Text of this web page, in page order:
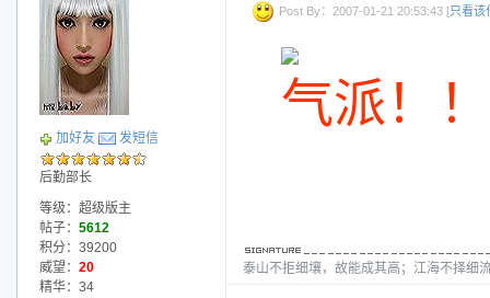
加好友 发短信
后勤部长
等级：超级版主
帖子： 5612
积分：39200
威望： 20
精华：34
Post By：2007-01-21 20:53:43 [只看该
气派！
泰山不拒细壤，故能成其高；江海不择细